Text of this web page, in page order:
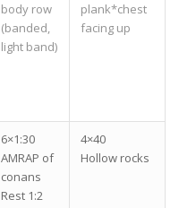
body row
(banded,
light band)
plank*chest
facing up
6×1:30
AMRAP of
conans
Rest 1:2
4×40
Hollow rocks